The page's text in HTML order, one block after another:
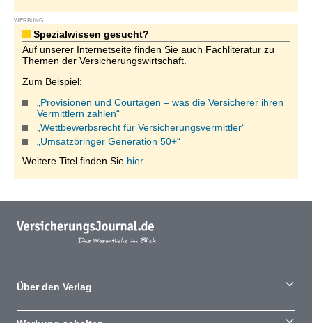
WERBUNG
Spezialwissen gesucht?
Auf unserer Internetseite finden Sie auch Fachliteratur zu
Themen der Versicherungswirtschaft.
Zum Beispiel:
„Provisionen und Courtagen – was die Versicherer ihren
Vermittlern zahlen“
„Wettbewerbsrecht für Versicherungsvermittler“
„Umsatzbringer Generation 50+“
Weitere Titel finden Sie hier.
Über den Verlag